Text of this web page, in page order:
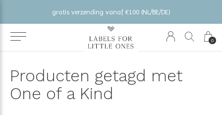
0
gratis verzending vanaf €100 (NL/BE/DE)
Producten getagd met
One of a Kind